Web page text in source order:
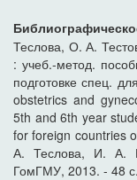
Теслова, О. А.
: учеб.-метод.
подготовке спец.
obstetrics and
5th and 6th year
for foreign countries
А. Теслова, И. А.
ГомГМУ, 2013. - 48 с.